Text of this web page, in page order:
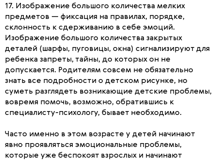
17. Изображение большого количества мелких
предметов — фиксация на правилах, порядке,
склонность к сдерживанию в себе эмоций.
Изображение большого количества закрытых
деталей (шарфы, пуговицы, окна) сигнализируют для
ребенка запреты, тайны, до которых он не
допускается. Родителям совсем не обязательно
знать все подробности о детском рисунке, но
суметь разглядеть возникающие детские проблемы,
вовремя помочь, возможно, обратившись к
специалисту-психологу, бывает необходимо.
Часто именно в этом возрасте у детей начинают
явно проявляться эмоциональные проблемы,
которые уже беспокоят взрослых и начинают